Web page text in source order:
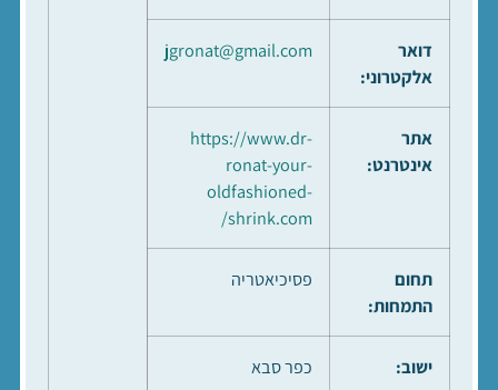
דואר
אלקטרוני:
jgronat@gmail.com
אתר
אינטרנט:
https://www.dr-
ronat-your-
oldfashioned-
shrink.com/
תחום
התמחות:
פסיכיאטריה
ישוב: כפר סבא